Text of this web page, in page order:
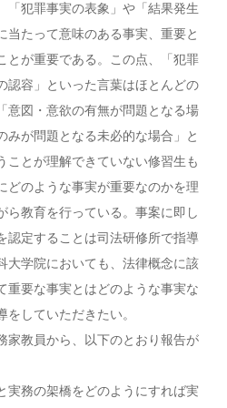
「犯罪事実の表象」や「結果発生
当たって意味のある事実、重要と
とが重要である。この点、「犯罪
認容」といった言葉はほとんどの
意図・意欲の有無が問題となる場
みが問題となる未必的な場合」と
ことが理解できていない修習生も
どのような事実が重要なのかを理
ら教育を行っている。事案に即し
認定することは司法研修所で指導
大学院においても、法律概念に該
重要な事実とはどのような事実な
していただきたい。
家教員から、以下のとおり報告が
実務の架橋をどのようにすれば実